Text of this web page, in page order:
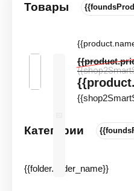
Товары
Категории
{{folder.folder_name}}
ФИЛЬТР
Ковролин \ Ковролин для
Ковролин для
Сортировать по: